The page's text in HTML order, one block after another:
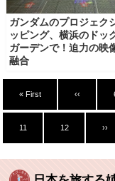
ガンダムのプロジェク
ッピング、横浜のドッ
ガーデンで！迫力の映
融合
« First ‹‹
11 12 ››